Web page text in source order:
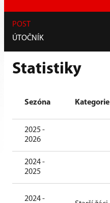
POST
ÚTOČNÍK
Statistiky
Sezóna Kategorie
2025 -
2026
2024 -
2025
2024 -